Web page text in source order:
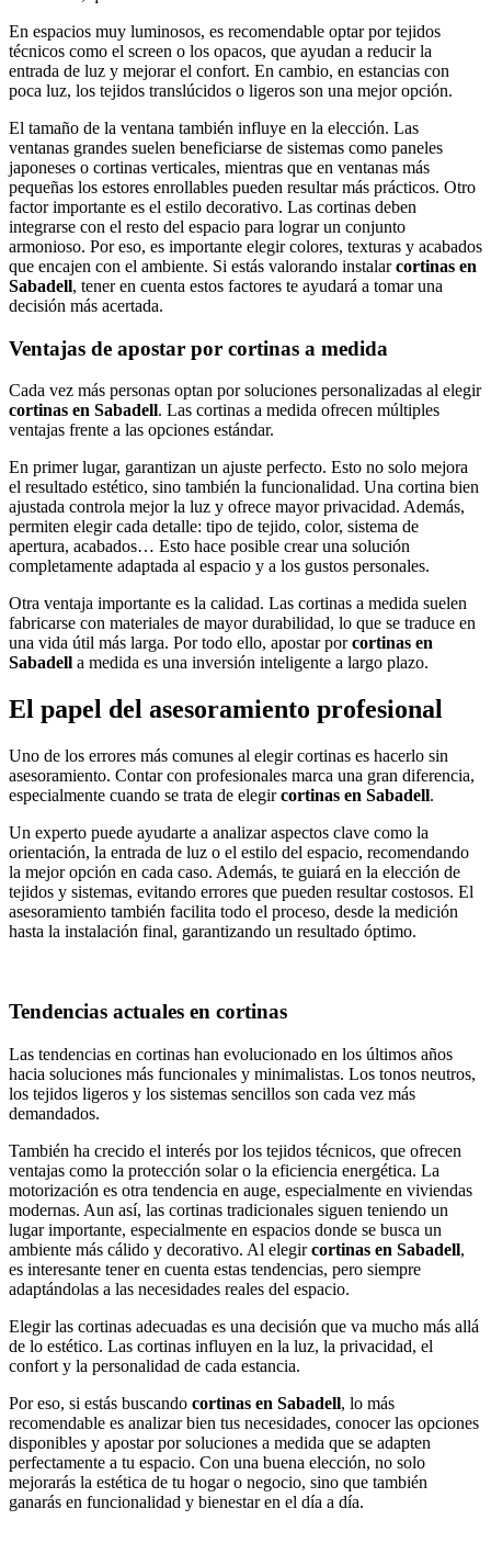
En espacios muy luminosos, es recomendable optar por tejidos
técnicos como el screen o los opacos, que ayudan a reducir la
entrada de luz y mejorar el confort. En cambio, en estancias con
poca luz, los tejidos translúcidos o ligeros son una mejor opción.
El tamaño de la ventana también influye en la elección. Las
ventanas grandes suelen beneficiarse de sistemas como paneles
japoneses o cortinas verticales, mientras que en ventanas más
pequeñas los estores enrollables pueden resultar más prácticos. Otro
factor importante es el estilo decorativo. Las cortinas deben
integrarse con el resto del espacio para lograr un conjunto
armonioso. Por eso, es importante elegir colores, texturas y acabados
que encajen con el ambiente. Si estás valorando instalarcortinas en
Sabadell, tener en cuenta estos factores te ayudará a tomar una
decisión más acertada.
Ventajas de apostar por cortinas a medida
Cada vez más personas optan por soluciones personalizadas al elegir
cortinas en Sabadell. Las cortinas a medida ofrecen múltiples
ventajas frente a las opciones estándar.
En primer lugar, garantizan un ajuste perfecto. Esto no solo mejora
el resultado estético, sino también la funcionalidad. Una cortina bien
ajustada controla mejor la luz y ofrece mayor privacidad. Además,
permiten elegir cada detalle: tipo de tejido, color, sistema de
apertura, acabados… Esto hace posible crear una solución
completamente adaptada al espacio y a los gustos personales.
Otra ventaja importante es la calidad. Las cortinas a medida suelen
fabricarse con materiales de mayor durabilidad, lo que se traduce en
una vida útil más larga. Por todo ello, apostar porcortinas en
Sabadell a medida es una inversión inteligente a largo plazo.
El papel del asesoramiento profesional
Uno de los errores más comunes al elegir cortinas es hacerlo sin
asesoramiento. Contar con profesionales marca una gran diferencia,
especialmente cuando se trata de elegircortinas en Sabadell.
Un experto puede ayudarte a analizar aspectos clave como la
orientación, la entrada de luz o el estilo del espacio, recomendando
la mejor opción en cada caso. Además, te guiará en la elección de
tejidos y sistemas, evitando errores que pueden resultar costosos. El
asesoramiento también facilita todo el proceso, desde la medición
hasta la instalación final, garantizando un resultado óptimo.
Tendencias actuales en cortinas
Las tendencias en cortinas han evolucionado en los últimos años
hacia soluciones más funcionales y minimalistas. Los tonos neutros,
los tejidos ligeros y los sistemas sencillos son cada vez más
demandados.
También ha crecido el interés por los tejidos técnicos, que ofrecen
ventajas como la protección solar o la eficiencia energética. La
motorización es otra tendencia en auge, especialmente en viviendas
modernas. Aun así, las cortinas tradicionales siguen teniendo un
lugar importante, especialmente en espacios donde se busca un
ambiente más cálido y decorativo. Al elegircortinas en Sabadell,
es interesante tener en cuenta estas tendencias, pero siempre
adaptándolas a las necesidades reales del espacio.
Elegir las cortinas adecuadas es una decisión que va mucho más allá
de lo estético. Las cortinas influyen en la luz, la privacidad, el
confort y la personalidad de cada estancia.
Por eso, si estás buscando cortinas en Sabadell, lo más
recomendable es analizar bien tus necesidades, conocer las opciones
disponibles y apostar por soluciones a medida que se adapten
perfectamente a tu espacio. Con una buena elección, no solo
mejorarás la estética de tu hogar o negocio, sino que también
ganarás en funcionalidad y bienestar en el día a día.